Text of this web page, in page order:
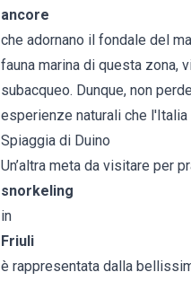
ancore
che adornano il fondale del
fauna marina di questa zona,
subacqueo. Dunque, non
esperienze naturali che
Spiaggia di Duino
Un’altra meta da visitare per
snorkeling
in
Friuli
è rappresentata dalla